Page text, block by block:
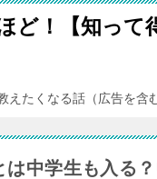
ど！【知って
えたくなる話（広告を含
は中学生も入る